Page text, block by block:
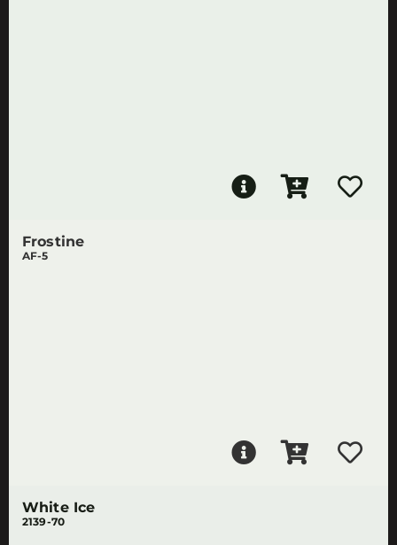
Frostine
AF-5
White Ice
2139-70